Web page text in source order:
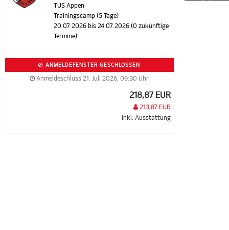
TUS Appen
Trainingscamp (5 Tage)
20.07.2026 bis 24.07.2026 (0 zukünftige
Termine)
ANMELDEFENSTER GESCHLOSSEN
Anmeldeschluss 21. Juli 2026, 09:30 Uhr
218,87 EUR
213,87 EUR
inkl. Ausstattung